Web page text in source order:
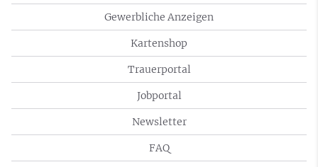
Gewerbliche Anzeigen
Kartenshop
Trauerportal
Jobportal
Newsletter
FAQ